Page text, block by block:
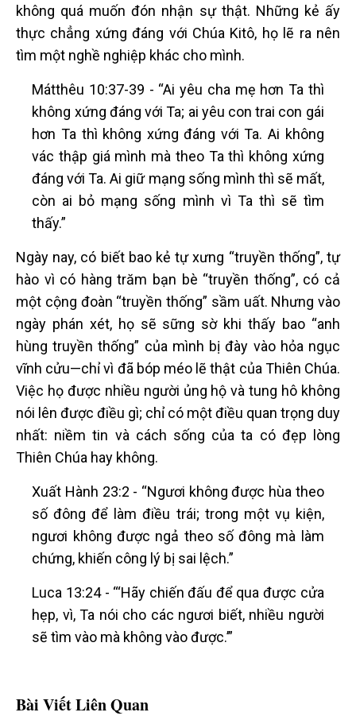
không quá muốn đón nhận sự thật. Những kẻ ấy
thực chẳng xứng đáng với Chúa Kitô, họ lẽ ra nên
tìm một nghề nghiệp khác cho mình.
Mátthêu 10:37-39 - “Ai yêu cha mẹ hơn Ta thì
không xứng đáng với Ta; ai yêu con trai con gái
hơn Ta thì không xứng đáng với Ta. Ai không
vác thập giá mình mà theo Ta thì không xứng
đáng với Ta. Ai giữ mạng sống mình thì sẽ mất,
còn ai bỏ mạng sống mình vì Ta thì sẽ tìm
thấy.”
Ngày nay, có biết bao kẻ tự xưng “truyền thống”, tự
hào vì có hàng trăm bạn bè “truyền thống”, có cả
một cộng đoàn “truyền thống” sầm uất. Nhưng vào
ngày phán xét, họ sẽ sững sờ khi thấy bao “anh
hùng truyền thống” của mình bị đày vào hỏa ngục
vĩnh cửu—chỉ vì đã bóp méo lẽ thật của Thiên Chúa.
Việc họ được nhiều người ủng hộ và tung hô không
nói lên được điều gì; chỉ có một điều quan trọng duy
nhất: niềm tin và cách sống của ta có đẹp lòng
Thiên Chúa hay không.
Xuất Hành 23:2 - “Ngươi không được hùa theo
số đông để làm điều trái; trong một vụ kiện,
ngươi không được ngả theo số đông mà làm
chứng, khiến công lý bị sai lệch.”
Luca 13:24 - “‘Hãy chiến đấu để qua được cửa
hẹp, vì, Ta nói cho các ngươi biết, nhiều người
sẽ tìm vào mà không vào được.’”
Bài Viết Liên Quan